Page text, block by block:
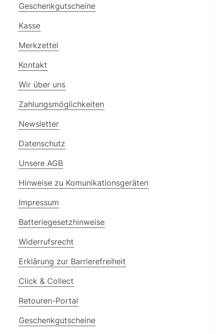
Geschenkgutscheine
Kasse
Merkzettel
Kontakt
Wir über uns
Zahlungsmöglichkeiten
Newsletter
Datenschutz
Unsere AGB
Hinweise zu Komunikationsgeräten
Impressum
Batteriegesetzhinweise
Widerrufsrecht
Erklärung zur Barrierefreiheit
Click & Collect
Retouren-Portal
Geschenkgutscheine